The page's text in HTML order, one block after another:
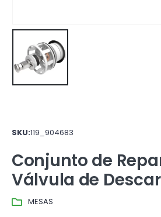
SKU:119_904683
Conjunto de
Válvula de
MESAS